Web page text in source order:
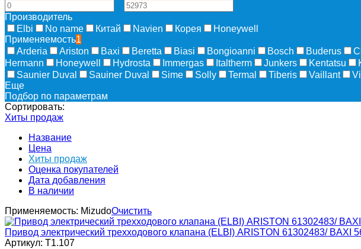
Производитель
Elbi
No name Китай Navien Корея
Honeywell
Применяемость1
Arderia
Ariston Baxi Beretta Biasi Bongioanni Bosch Buderus
Hermann
Honeywell Hydrosta Immergas Italtherm Junkers Kentatsu
Saunier Duval
Sauiner Duval Sime Solly Termal Tiberis Vaillant
Еще
Подбор по параметрам
Сортировать:
Хиты продаж
Название
Цена
Хиты продаж
Оценка покупателей
Дата добавления
В наличии
Применяемость: MizudоОчистить
Привод электрический трехходового клапана (ELBI) ARISTON 61302483/
Артикул: T1.107